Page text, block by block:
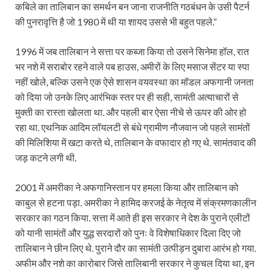
कबिले का तालिबान का समर्थन बन जाना राजनीति गठबंधन के उसी पैटर्न
की पुनरावृत्ति है जो 1980 में थी या शायद उससे भी बहुत पहले.”
1996 में जब तालिबान ने सत्ता पर कब्जा किया तो उसने सिनेमा हॉल, रात
भर नशे में सराबोर रहने वाले पब हाउस, अमीरों के लिए मसाज सेंटर या स्पा
नहीं खोले, बल्कि उसने एक ऐसे शासन वयवस्था का मॉडल अफगानी जनता
को दिया जो उनके लिए आरंभिक स्तर पर ही सही, सामंती अत्याचारों से
मुक्ती का रास्ता खोलता था. और पहली बार ऐसा नीचे से ऊपर की ओर हो
रहा था. एथनिक आदिम लॉयलटी से बंधे ग्रामीण नौजवान जो पहले सामंतों
की मिलिशिया में खटा करते थे, तालिबान के वफादार हो गए थे. सामंतवाद की
जड़ कटने लगी थी.
2001 में अमरीका ने अफगानिस्तान पर हमला किया और तालिबान को
काबुल से हटना पड़ा. अमरीका ने हामिद करजई के नेतृत्व में संक्रमणकालीन
सरकार का गठन किया. सत्ता में आते ही इस सरकार ने देश के पुराने एलीटों
को यानी सामंतों और युद्ध सरदारों को पुनः वे विशेषाधिकार दिला दिए जो
तालिबान ने छीन लिए थे. पुराने दौर का सामंती उत्पीड़न दुबारा आरंभ हो गया.
अफीम और नशे का कारोबार जिसे तालिबानी सरकार ने कुचल दिया था, इन